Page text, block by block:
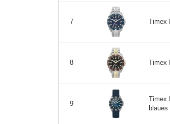
7 Timex
8 Timex
9
Timex